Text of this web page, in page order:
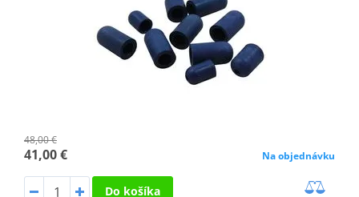
48,00 €
41,00 € Na objednávku
Do košíka